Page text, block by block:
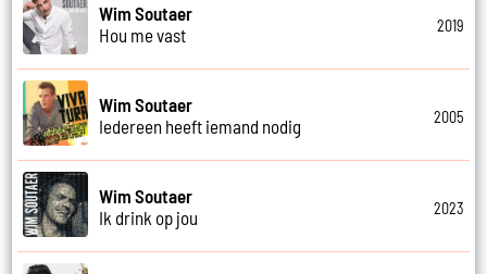
Wim Soutaer
Hou me vast
2019
Wim Soutaer
Iedereen heeft iemand nodig
2005
Wim Soutaer
Ik drink op jou
2023